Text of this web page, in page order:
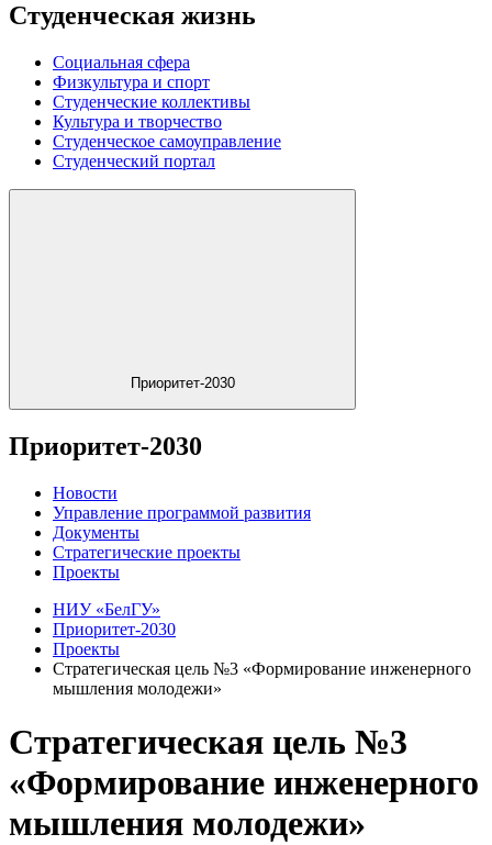
Студенческая жизнь
Социальная сфера
Физкультура и спорт
Студенческие коллективы
Культура и творчество
Студенческое самоуправление
Студенческий портал
Приоритет-2030
Приоритет-2030
Новости
Управление программой развития
Документы
Стратегические проекты
Проекты
НИУ «БелГУ»
Приоритет-2030
Проекты
Стратегическая цель №3 «Формирование инженерного
мышления молодежи»
Стратегическая цель №3
«Формирование инженерного
мышления молодежи»